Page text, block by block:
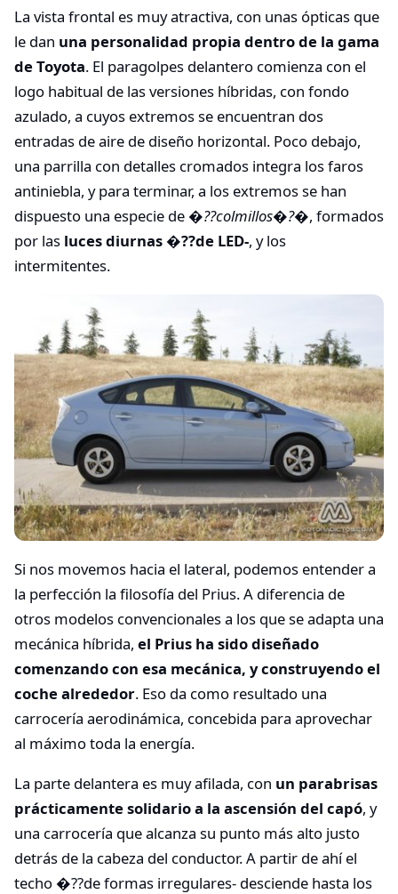
La vista frontal es muy atractiva, con unas ópticas que
le dan una personalidad propia dentro de la gama
de Toyota. El paragolpes delantero comienza con el
logo habitual de las versiones híbridas, con fondo
azulado, a cuyos extremos se encuentran dos
entradas de aire de diseño horizontal. Poco debajo,
una parrilla con detalles cromados integra los faros
antiniebla, y para terminar, a los extremos se han
dispuesto una especie de �??colmillos�?�, formados
por las luces diurnas �??de LED-, y los
intermitentes.
Si nos movemos hacia el lateral, podemos entender a
la perfección la filosofía del Prius. A diferencia de
otros modelos convencionales a los que se adapta una
mecánica híbrida, el Prius ha sido diseñado
comenzando con esa mecánica, y construyendo el
coche alrededor. Eso da como resultado una
carrocería aerodinámica, concebida para aprovechar
al máximo toda la energía.
La parte delantera es muy afilada, con un parabrisas
prácticamente solidario a la ascensión del capó, y
una carrocería que alcanza su punto más alto justo
detrás de la cabeza del conductor. A partir de ahí el
techo �??de formas irregulares- desciende hasta los